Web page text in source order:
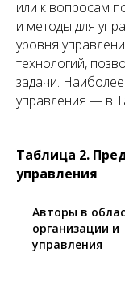
или к вопросам
и методы для
уровня
технологий,
задачи.
управления — в
Таблица 2.
управления
Авторы в
организации и
управления